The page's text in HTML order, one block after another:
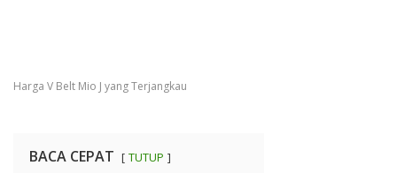
Harga V Belt Mio J yang Terjangkau
BACA CEPAT TUTUP